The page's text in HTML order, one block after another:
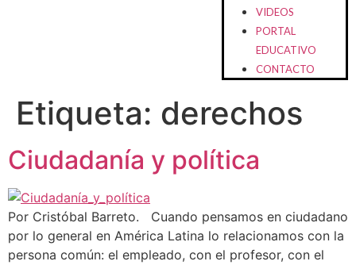
VIDEOS
PORTAL
EDUCATIVO
CONTACTO
Etiqueta: derechos
Ciudadanía y política
Por Cristóbal Barreto. Cuando pensamos en ciudadano
por lo general en América Latina lo relacionamos con la
persona común: el empleado, con el profesor, con el